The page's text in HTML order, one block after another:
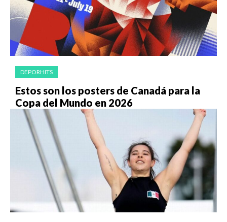
DEPORHITS
Estos son los posters de Canadá para la
Copa del Mundo en 2026